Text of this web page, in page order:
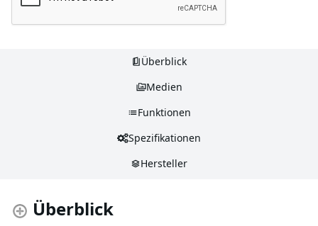
Überblick
Medien
Funktionen
Spezifikationen
Hersteller
Überblick